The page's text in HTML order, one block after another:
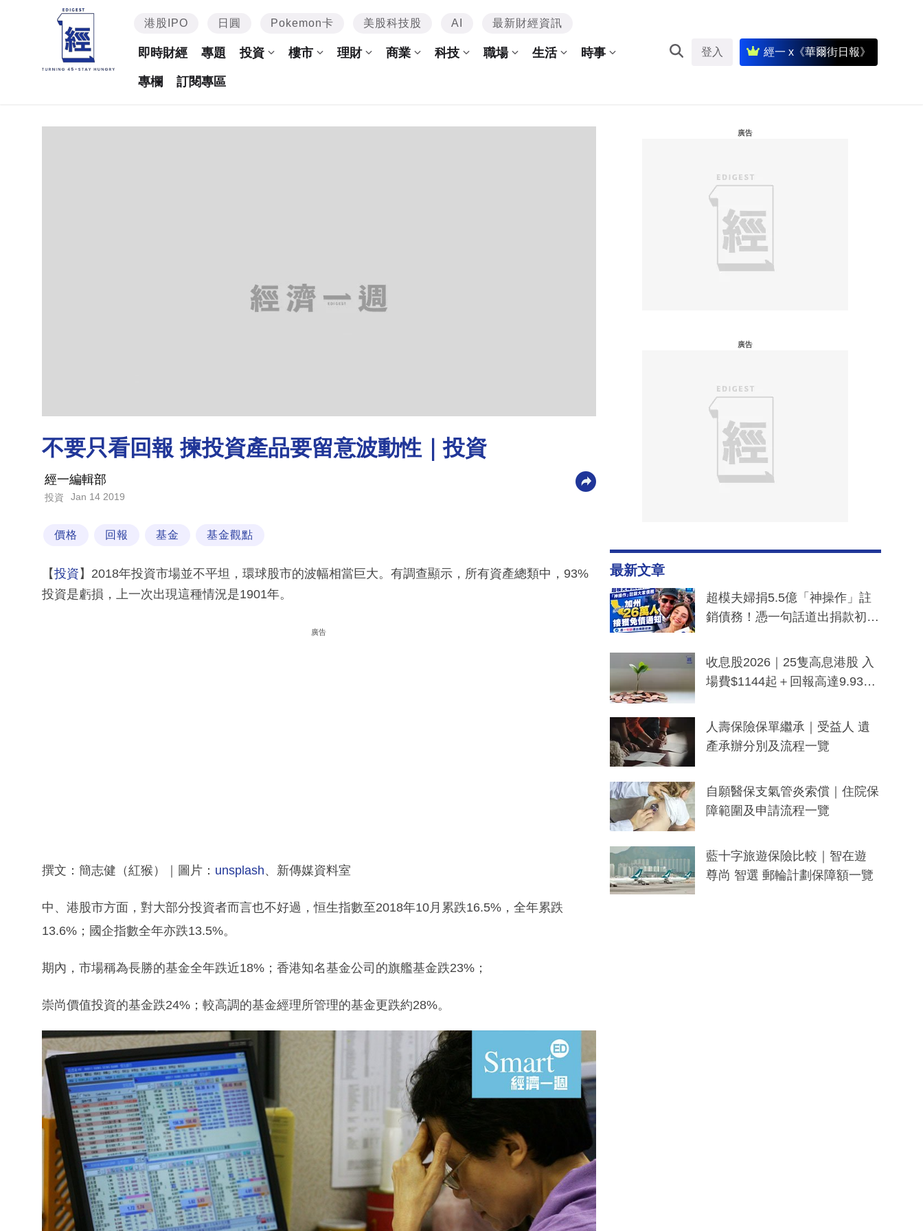
港股IPO 日圓 Pokemon卡 美股科技股 AI 最新財經資訊
即時財經 專題 投資 樓市 理財 商業 科技 職場 生活 時事
專欄 訂閱專區
登入 經一 x《華爾街日報》
不要只看回報 揀投資產品要留意波動性｜投資
經一編輯部
投資 Jan 14 2019
價格 回報 基金 基金觀點
【投資 】2018年投資市場並不平坦，環球股市的波幅相當巨大。有調查顯示，所有資產總類中，93%
投資是虧損，上一次出現這種情況是1901年。
廣告
撰文：簡志健（紅猴）｜圖片： unsplash、新傳媒資料室
中、港股市方面，對大部分投資者而言也不好過，恒生指數至2018年10月累跌16.5%，全年累跌
13.6%；國企指數全年亦跌13.5%。
期內，市場稱為長勝的基金全年跌近18%；香港知名基金公司的旗艦基金跌23%；
崇尚價值投資的基金跌24%；較高調的基金經理所管理的基金更跌約28%。
廣告
廣告
最新文章
超模夫婦捐5.5億「神操作」註
銷債務！憑一句話道出捐款初
一度被誤當詐騙手段
收息股2026｜25隻高息港股 入
場費$1144起＋回報高達9.93
人壽保險保單繼承｜受益人 遺
產承辦分別及流程一覽
自願醫保支氣管炎索償｜住院保
障範圍及申請流程一覽
藍十字旅遊保險比較｜智在遊
尊尚 智選 郵輪計劃保障額一覽